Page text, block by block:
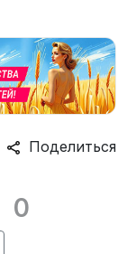
Поделиться
0